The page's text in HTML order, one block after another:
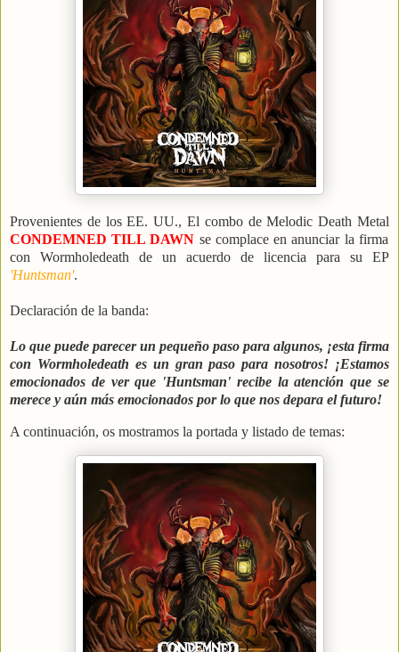
Provenientes de los EE. UU., El combo de Melodic Death Metal
CONDEMNED TILL DAWN se complace en anunciar la firma
con Wormholedeath de un acuerdo de licencia para su EP
'Huntsman'.
Declaración de la banda:
Lo que puede parecer un pequeño paso para algunos, ¡esta firma
con Wormholedeath es un gran paso para nosotros! ¡Estamos
emocionados de ver que 'Huntsman' recibe la atención que se
merece y aún más emocionados por lo que nos depara el futuro!
A continuación, os mostramos la portada y listado de temas: